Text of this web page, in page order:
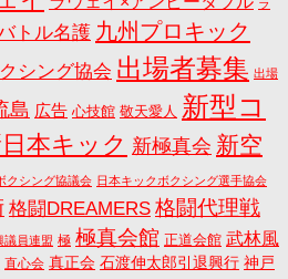
ラ
トル名護 九州プロキック
シング協会 出場者募集 出場
島 広告 心技館 敬天愛人 新型コ
本キック 新極真会 新空
クシング協議会 日本キックボクシング選手協会
格闘DREAMERS 格闘代理戦
議員連盟 極 極真会館 正道会館 武林風
直心会 真正会 石渡伸太郎引退興行 神戸